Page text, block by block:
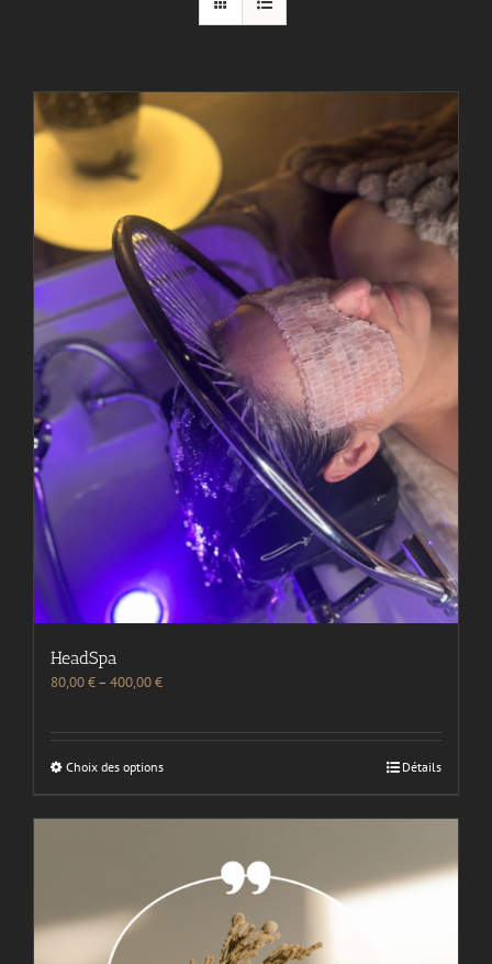
HeadSpa
80,00€– 400,00€
Choix des options Détails